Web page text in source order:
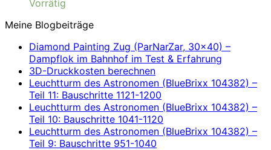
Vorrätig
Meine Blogbeiträge
Diamond Painting Zug (ParNarZar, 30×40) –
Dampflok im Bahnhof im Test & Erfahrung
3D-Druckkosten berechnen
Leuchtturm des Astronomen (BlueBrixx 104382) –
Teil 11: Bauschritte 1121-1200
Leuchtturm des Astronomen (BlueBrixx 104382) –
Teil 10: Bauschritte 1041-1120
Leuchtturm des Astronomen (BlueBrixx 104382) –
Teil 9: Bauschritte 951-1040